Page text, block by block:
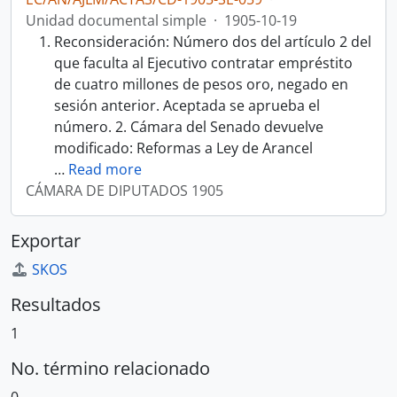
Unidad documental simple · 1905-10-19
Reconsideración: Número dos del artículo 2 del
que faculta al Ejecutivo contratar empréstito
de cuatro millones de pesos oro, negado en
sesión anterior. Aceptada se aprueba el
número. 2. Cámara del Senado devuelve
modificado: Reformas a Ley de Arancel
… Read more
CÁMARA DE DIPUTADOS 1905
Exportar
SKOS
Resultados
1
No. término relacionado